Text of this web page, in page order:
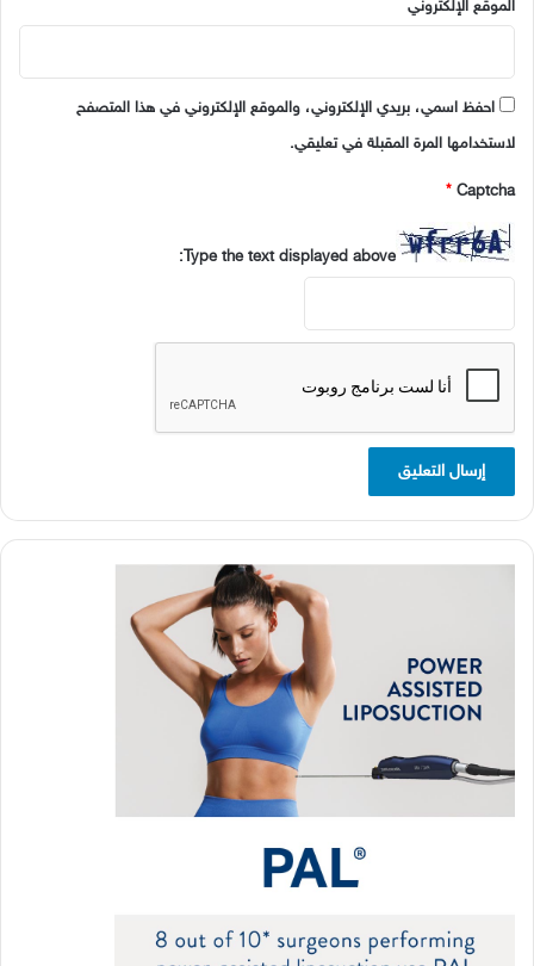
الموقع الإلكتروني
احفظ اسمي، بريدي الإلكتروني، والموقع الإلكتروني في هذا المتصفح
لاستخدامها المرة المقبلة في تعليقي.
Captcha
*
Type the text displayed above: